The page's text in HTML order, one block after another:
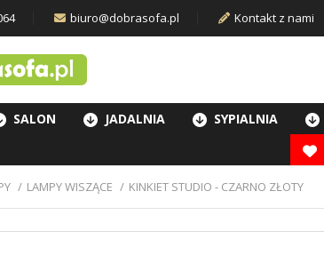
biuro@dobrasofa.pl Kontakt z nami
SALON JADALNIA SYPIALNIA
LAMPY WISZĄCE KINKIET STUDIO - CZARNO ZŁOTY